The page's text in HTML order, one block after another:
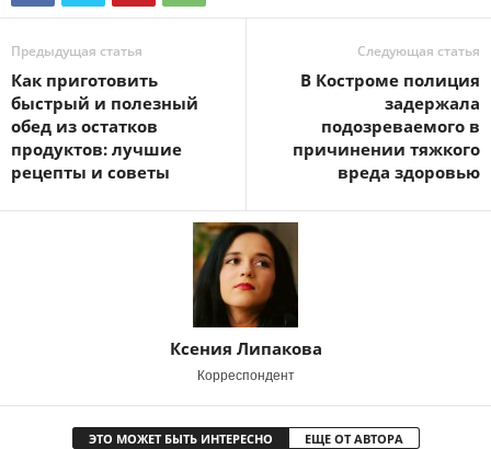
Предыдущая статья
Как приготовить
быстрый и полезный
обед из остатков
продуктов: лучшие
рецепты и советы
Следующая статья
В Костроме полиция
задержала
подозреваемого в
причинении тяжкого
вреда здоровью
Ксения Липакова
Корреспондент
ЭТО МОЖЕТ БЫТЬ ИНТЕРЕСНО ЕЩЕ ОТ АВТОРА